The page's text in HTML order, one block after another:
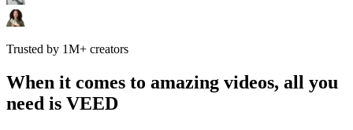
Trusted by 1M+ creators
When it comes to amazing videos, all you
need is VEED